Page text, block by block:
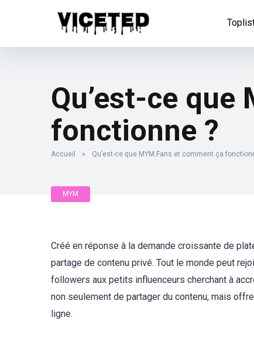
Qu’est-ce
fonctionne ?
Accueil » Qu’est-ce que MYM.Fans et comment ça
MYM
Créé en réponse à la demande croissante de
partage de contenu privé. Tout le monde peut
followers aux petits influenceurs cherchant à
non seulement de partager du contenu, mais
ligne.